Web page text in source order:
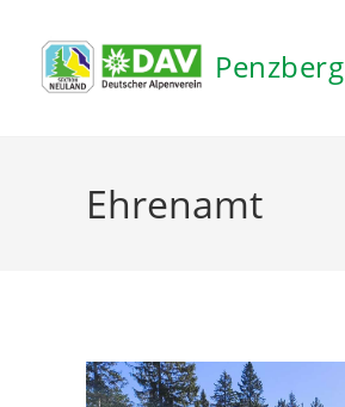
Penzberg
Ehrenamt